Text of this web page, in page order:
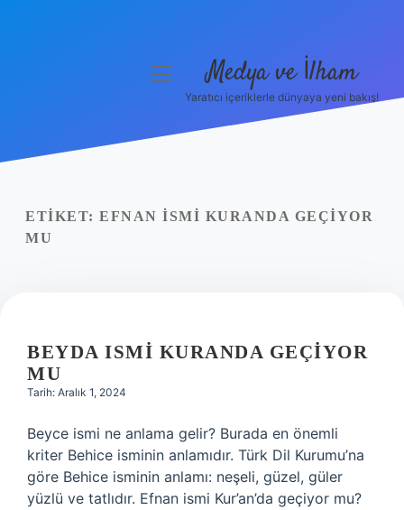
Yasal Uyarı
menüyüMedya ve İlham
Yaratıcı içeriklerle dünyaya yeni bakış!
ETIKET: EFNAN ISMI KURANDA GEÇIYOR
MU
BEYDA ISMI KURANDA GEÇIYOR
MU
Tarih: Aralık 1, 2024
Beyce ismi ne anlama gelir? Burada en önemli
kriter Behice isminin anlamıdır. Türk Dil Kurumu’na
göre Behice isminin anlamı: neşeli, güzel, güler
yüzlü ve tatlıdır. Efnan ismi Kur’an’da geçiyor mu?